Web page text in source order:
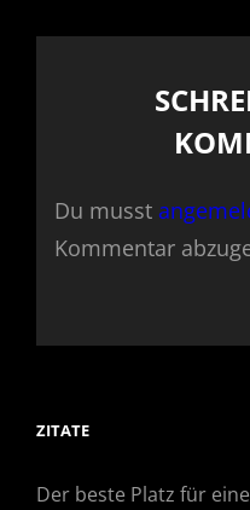
Du musst
Kommentar
ZITATE
Der beste Platz für